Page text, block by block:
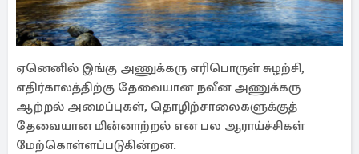
ஏனெனில் இங்கு அணுக்கரு எரிபொருள் சுழற்சி,
எதிர்காலத்திற்கு தேவையான நவீன அணுக்கரு
ஆற்றல் அமைப்புகள், தொழிற்சாலைகளுக்குத்
தேவையான மின்னாற்றல் என பல ஆராய்ச்சிகள்
மேற்கொள்ளப்படுகின்றன.